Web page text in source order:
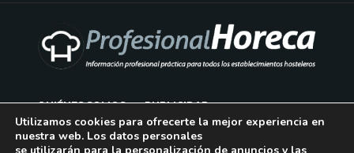
QUIÉNES SOMOS PUBLICIDAD
AVISO LEGAL
Utilizamos cookies para ofrecerte la mejor experiencia en
nuestra web. Los datos personales